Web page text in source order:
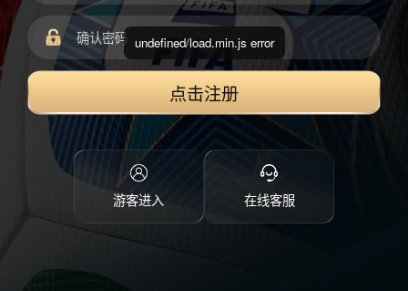
点击注册
游客进入 在线客服
undefined/load.min.js error